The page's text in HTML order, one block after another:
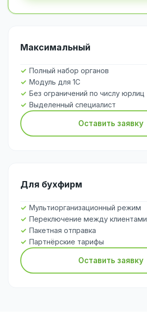
Максимальный
Полный набор органов
Модуль для 1С
Без ограничений по числу юрлиц
Выделенный специалист
Оставить заявку
Для бухфирм
Мультиорганизационный режим
Переключение между клиентами
Пакетная отправка
Партнёрские тарифы
Оставить заявку